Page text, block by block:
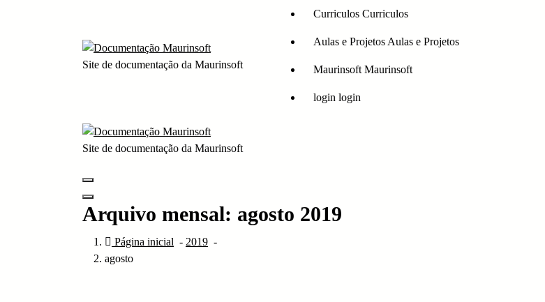
Site de documentação da Maurinsoft
Curriculos Curriculos
Aulas e Projetos Aulas e Projetos
Maurinsoft Maurinsoft
login login
Site de documentação da Maurinsoft
Arquivo mensal: agosto 2019
Página inicial - 2019 -
agosto